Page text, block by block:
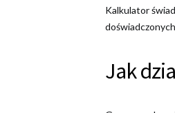
Kalkulator
Jak